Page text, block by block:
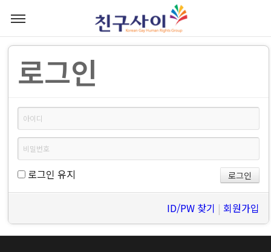
로그인
로그인 유지
ID/PW 찾기 | 회원가입